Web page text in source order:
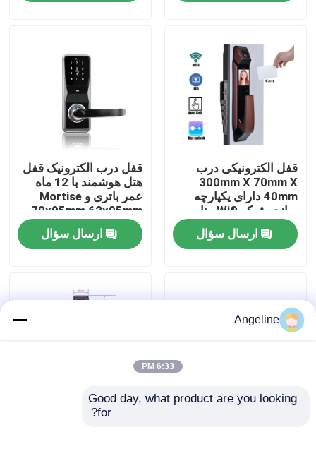
خونه
محصولات
درباره ما
تور کارخانه
اخبار
قفل الکترونیکی درب
300mm X 70mm X
40mm دارای یکپارچه
سازی شبکه Wifi مناسب
برای راه حل های امنیتی
تجاری
ارسال سؤال
قفل درب الکترونیک قفل
هتل هوشمند با 12 ماه
عمر باتری و Mortise
70x95mm 62x95mm
مناسب برای کنترل
دسترسی هتلارسال سؤال
Angeline
6:33 PM
Good day, what product are you looking
for?